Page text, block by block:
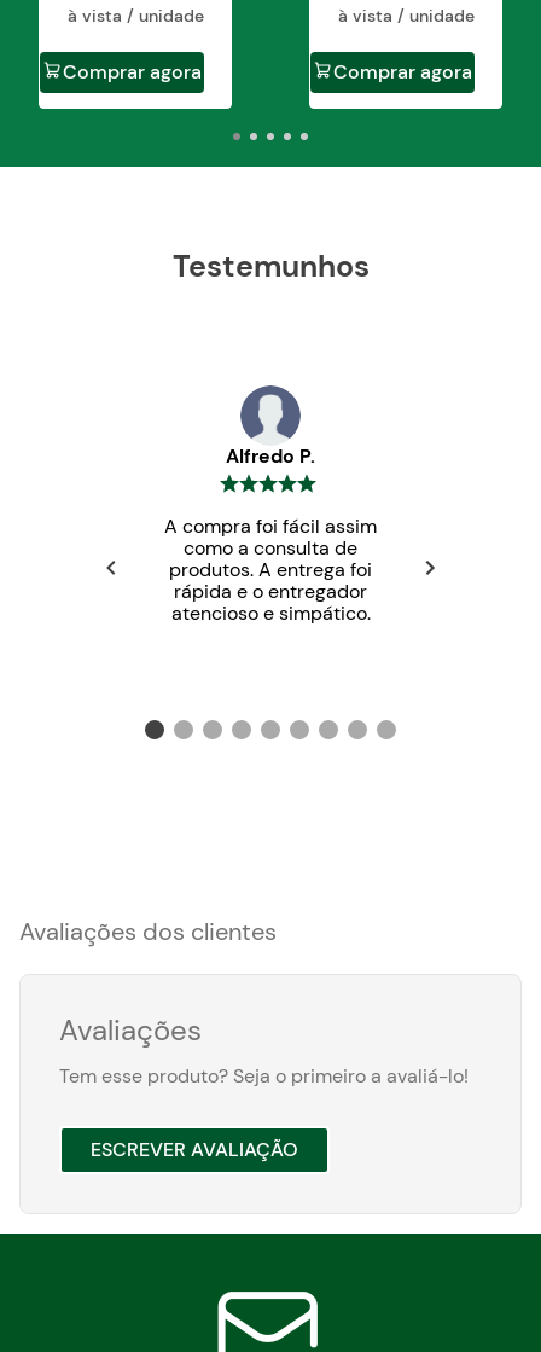
à vista / unidade
Comprar agora
à vista / unidade
Comprar agora
Testemunhos
Alfredo P.
A compra foi fácil assim
como a consulta de
produtos. A entrega foi
rápida e o entregador
atencioso e simpático.
Avaliações dos clientes
Avaliações
Tem esse produto? Seja o primeiro a avaliá-lo!
ESCREVER AVALIAÇÃO